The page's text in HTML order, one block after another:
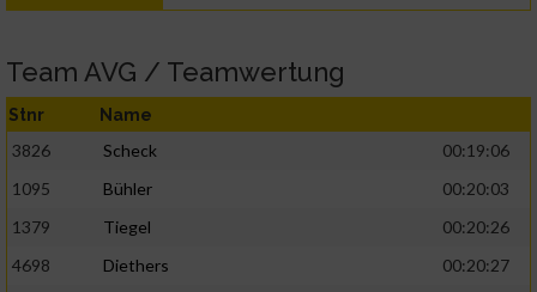
Team AVG / Teamwertung
Stnr Name
3826 Scheck
00:19:06
1095
Bühler
00:20:03
1379
Tiegel
00:20:26
4698
Diethers
00:20:27